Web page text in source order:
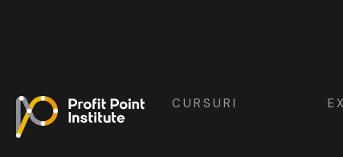
CURSURI